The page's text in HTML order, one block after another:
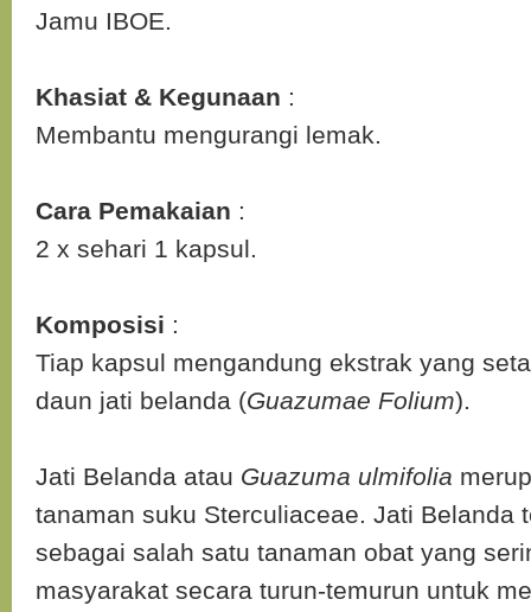
Jamu IBOE.
Khasiat & Kegunaan :
Membantu mengurangi lemak.
Cara Pemakaian :
2 x sehari 1 kapsul.
Komposisi :
Tiap kapsul mengandung ekstrak yang
daun jati belanda (Guazumae Folium).
Jati Belanda atau Guazuma ulmifolia
tanaman suku Sterculiaceae. Jati Belanda
sebagai salah satu tanaman obat yang
masyarakat secara turun-temurun untuk